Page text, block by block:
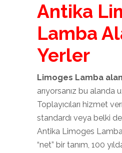
Antika
Lamba
Yerler
Limoges Lamba
arıyorsanız bu alanda
Toplayıcıları hizmet
standardı veya belki
Antika Limoges
“net” bir tanım, 100